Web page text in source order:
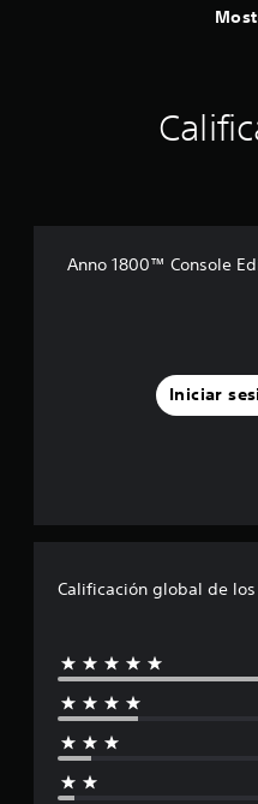
Anno 1800™ Console
Iniciar
Calificación global de